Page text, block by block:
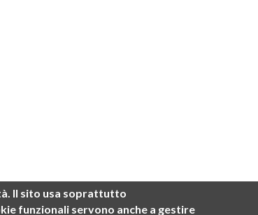
Il sito usa soprattutto
funzionali servono anche a gestire